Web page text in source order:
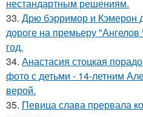
нестандартным решениям.
33. Дрю бэрримор и Кэмерон
дороге на премьеру
год.
34. Анастасия стоцкая
фото с детьми - 14-летним
верой.
35. Певица слава прервала